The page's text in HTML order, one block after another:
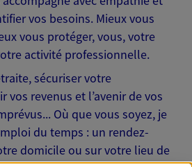
vos besoins. Mieux vous
vous protéger, vous, votre
activité professionnelle.
sécuriser votre
vos revenus et l’avenir de vos
Où que vous soyez, je
du temps : un rendez-
domicile ou sur votre lieu de